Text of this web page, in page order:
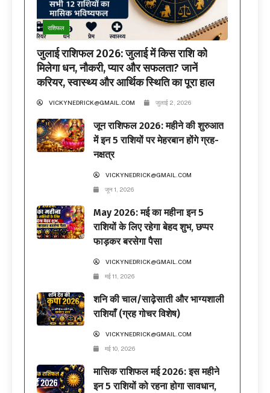
राशिफल
जुलाई राशिफल 2026: जुलाई में किस राशि को
मिलेगा धन, नौकरी, प्यार और सफलता? जानें
करियर, स्वास्थ्य और आर्थिक स्थिति का पूरा हाल
VICKYNEDRICK@GMAIL.COM जुलाई 2, 2026
जून राशिफल 2026: महीने की शुरुआत
में इन 5 राशियों पर मेहरबान होंगे ग्रह-
नक्षत्र
VICKYNEDRICK@GMAIL.COM
जून 1, 2026
May 2026: मई का महीना इन 5
राशियों के लिए रहेगा बेहद शुभ, छप्पर
फाड़कर बरसेगा पैसा
VICKYNEDRICK@GMAIL.COM
मई 11, 2026
शनि की चाल/साढ़ेसाती और भाग्यशाली
राशियाँ (ग्रह गोचर विशेष)
VICKYNEDRICK@GMAIL.COM
मई 10, 2026
मासिक राशिफल मई 2026: इस महीने
इन 5 राशियों को रहना होगा सावधान,